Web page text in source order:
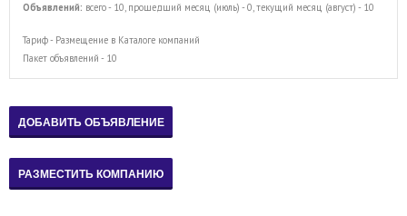
Объявлений: всего - 10, прошедший месяц (июль) - 0, текущий месяц (август) - 10
Тариф - Размещение в Каталоге компаний
Пакет объявлений - 10